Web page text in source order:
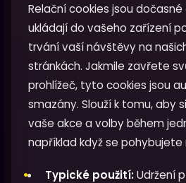
Relační cookies jsou
ukládají do vašeho zařízení
trvání vaší návštěvy na
stránkách. Jakmile zavřete
prohlížeč, tyto cookies jsou
smazány. Slouží k tomu, aby
vaše akce a volby během
například když se pohybujete
Typické použití:Udržení